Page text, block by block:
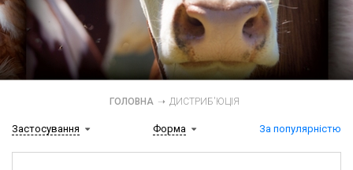
ГОЛОВНА ➝ ДИСТРИБ'ЮЦІЯ
Застосування Форма За популярністю